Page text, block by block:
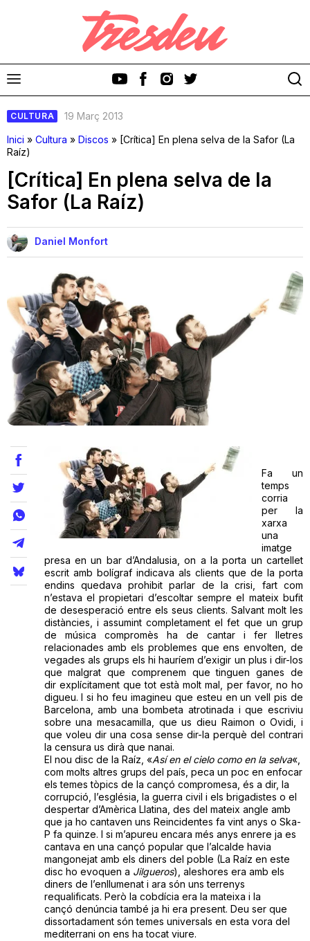
Discos
Videoclips
Cinema i Televisió
Teatre
Internet
Llibres
La Llista
CULTURA
19 Març 2013
Inici » Cultura » Discos » [Crítica] En plena selva de la Safor (La
Raíz)
[Crítica] En plena selva de la
Safor (La Raíz)
Daniel Monfort
Fa un
temps
corria
per la
xarxa
una
imatge
presa en un bar d’Andalusia, on a la porta un cartellet
escrit amb bolígraf indicava als clients que de la porta
endins quedava prohibit parlar de la crisi, fart com
n’estava el propietari d’escoltar sempre el mateix bufit
de desesperació entre els seus clients. Salvant molt les
distàncies, i assumint completament el fet que un grup
de música compromès ha de cantar i fer lletres
relacionades amb els problemes que ens envolten, de
vegades als grups els hi hauríem d’exigir un plus i dir-los
que malgrat que comprenem que tinguen ganes de
dir explícitament que tot està molt mal, per favor, no ho
digueu. I si ho feu imagineu que esteu en un vell pis de
Barcelona, amb una bombeta atrotinada i que escriviu
sobre una mesacamilla, que us dieu Raimon o Ovidi, i
que voleu dir una cosa sense dir-la perquè del contrari
la censura us dirà que nanai.
El nou disc de la Raíz, «Así en el cielo como en la selva«,
com molts altres grups del país, peca un poc en enfocar
els temes tòpics de la cançó compromesa, és a dir, la
corrupció, l’església, la guerra civil i els brigadistes o el
despertar d’Amèrica Llatina, des del mateix angle amb
que ja ho cantaven uns Reincidentes fa vint anys o Ska-
P fa quinze. I si m’apureu encara més anys enrere ja es
cantava en una cançó popular que l’alcalde havia
mangonejat amb els diners del poble (La Raíz en este
disc ho evoquen a Jilgueros), aleshores era amb els
diners de l’enllumenat i ara són uns terrenys
requalificats. Però la cobdícia era la mateixa i la
cançó denúncia també ja hi era present. Deu ser que
dissortadament són temes universals en esta vora del
mediterrani on ens ha tocat viure.